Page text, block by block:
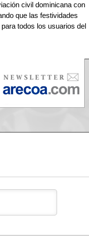
civil dominicana con
que las festividades
todos los usuarios del